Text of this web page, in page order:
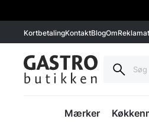
KortbetalingKontaktBlogOm
Mærker